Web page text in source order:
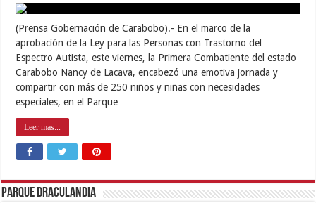
(Prensa Gobernación de Carabobo).- En el marco de la
aprobación de la Ley para las Personas con Trastorno del
Espectro Autista, este viernes, la Primera Combatiente del estado
Carabobo Nancy de Lacava, encabezó una emotiva jornada y
compartir con más de 250 niños y niñas con necesidades
especiales, en el Parque …
Leer mas...
Parque Draculandia